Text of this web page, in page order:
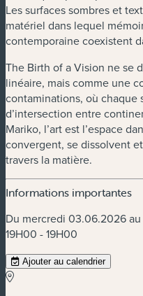
Les surfaces sombres et
matériel dans lequel
contemporaine coexistent
The Birth of a Vision ne se
linéaire, mais comme une
contaminations, où
d’intersection entre
Mariko, l’art est l’espace
convergent, se dissolvent
travers la matière.
Informations importantes
Du mercredi 03.06.2026
19H00 - 19H00
Ajouter au calendrier